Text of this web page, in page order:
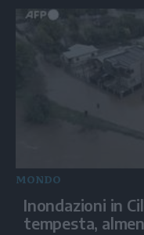
MONDO
Inondazioni in
tempesta,